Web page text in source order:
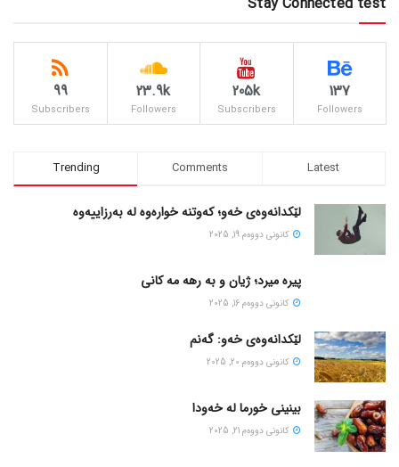
137
Followers
205k
Subscribers
23.9k
Followers
99
Subscribers
Trending Comments Latest
لێکدانەوەی خەو؛ کەوتنە خوارەوە لە بەرزاییەوە
كانونی دووه‌م 19, 2025
پیره میرد؛ ژیان و به رهه مه کانی
كانونی دووه‌م 16, 2025
لێکدانەوەی خەو: گەنم
كانونی دووه‌م 20, 2025
بینینی خورما لە خەودا
كانونی دووه‌م 21, 2025